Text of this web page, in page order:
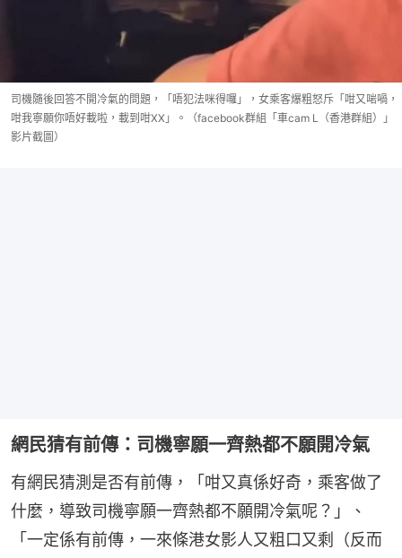
司機隨後回答不開冷氣的問題，「唔犯法咪得囉」，女乘客爆粗怒斥「咁又啱喎，
咁我寧願你唔好載啦，載到咁XX」。（facebook群組「車cam L（香港群組）」
影片截圖）
網民猜有前傳：司機寧願一齊熱都不願開冷氣
有網民猜測是否有前傳，「咁又真係好奇，乘客做了
什麼，導致司機寧願一齊熱都不願開冷氣呢？」、
「一定係有前傳，一來條港女影人又粗口又剩（反而